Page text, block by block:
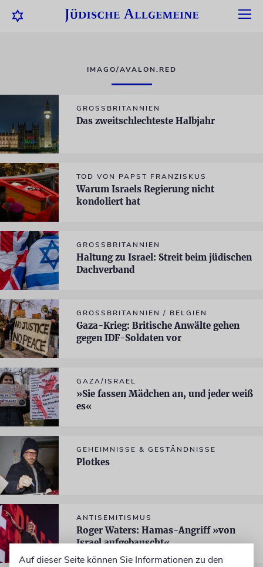
IMAGO/AVALON.RED
GROSSBRITANNIEN
Das zweitschlechteste Halbjahr
TOD VON PAPST FRANZISKUS
Warum Israels Regierung nicht
kondoliert hat
GROSSBRITANNIEN
Haltung zu Israel: Streit beim jüdischen
Dachverband
GROSSBRITANNIEN / BELGIEN
Gaza-Krieg: Britische Anwälte gehen
gegen IDF-Soldaten vor
GAZA/ISRAEL
»Sie fassen Mädchen an, und jeder weiß
es«
GEHEIMNISSE & GESTÄNDNISSE
Plotkes
ANTISEMITISMUS
Roger Waters: Hamas-Angriff »von
Israel aufgebauscht«
Auf dieser Seite können Sie Informationen zu den